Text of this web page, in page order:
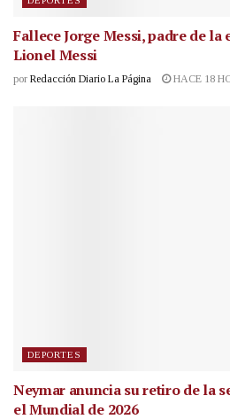
Fallece Jorge Messi, padre de
Lionel Messi
por Redacción Diario La Página HACE 18
DEPORTES
Neymar anuncia su retiro de la
el Mundial de 2026